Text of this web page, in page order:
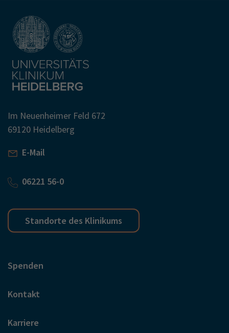
Im Neuenheimer Feld 672
69120 Heidelberg
E-Mail
06221 56-0
Standorte des Klinikums
Spenden
Kontakt
Karriere